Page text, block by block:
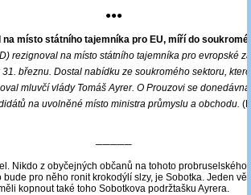
●●●
na místo státního tajemníka pro EU, míří do
rezignoval na místo státního tajemníka pro evropské
březnu. Dostal nabídku ze soukromého sektoru,
mluvčí vlády Tomáš Ayrer. O Prouzovi se
na uvolněné místo ministra průmyslu a obchodu.
─────
Nikdo z obyčejných občanů na tohoto probruselského
bude pro něho ronit krokodýlí slzy, je Sobotka. Jeden
kopnout také toho Sobotkova podržtašku Ayrera.